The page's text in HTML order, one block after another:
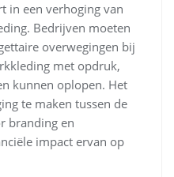
in een verhoging van
Bedrijven moeten
overwegingen bij
met opdruk,
kunnen oplopen. Het
te maken tussen de
branding en
impact ervan op